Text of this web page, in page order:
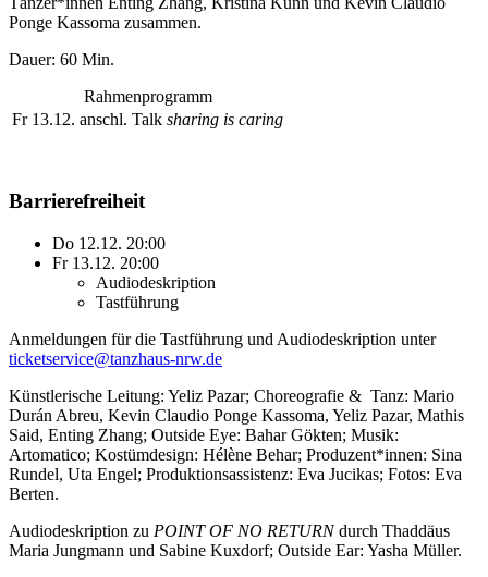
Ponge Kassoma zusammen.
Dauer: 60 Min.
Rahmenprogramm
Fr 13.12. anschl. Talk sharing is caring
Barrierefreiheit
Do 12.12. 20:00
Fr 13.12. 20:00
Audiodeskription
Tastführung
Anmeldungen für die Tastführung und Audiodeskription unter
ticketservice@tanzhaus-nrw.de
Künstlerische Leitung: Yeliz Pazar; Choreografie & Tanz: Mario
Durán Abreu, Kevin Claudio Ponge Kassoma, Yeliz Pazar, Mathis
Said, Enting Zhang; Outside Eye: Bahar Gökten; Musik:
Artomatico; Kostümdesign: Hélène Behar; Produzent*innen: Sina
Rundel, Uta Engel; Produktionsassistenz: Eva Jucikas; Fotos: Eva
Berten.
Audiodeskription zu POINT OF NO RETURNdurch Thaddäus
Maria Jungmann und Sabine Kuxdorf; Outside Ear: Yasha Müller.